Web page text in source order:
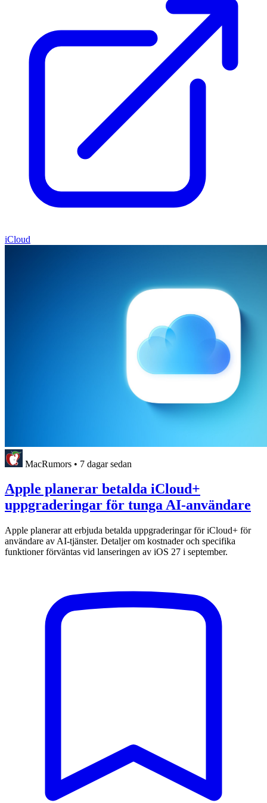
iCloud
MacRumors • 7 dagar sedan
Apple planerar betalda iCloud+
uppgraderingar för tunga AI-användare
Apple planerar att erbjuda betalda uppgraderingar för iCloud+ för
användare av AI-tjänster. Detaljer om kostnader och specifika
funktioner förväntas vid lanseringen av iOS 27 i september.